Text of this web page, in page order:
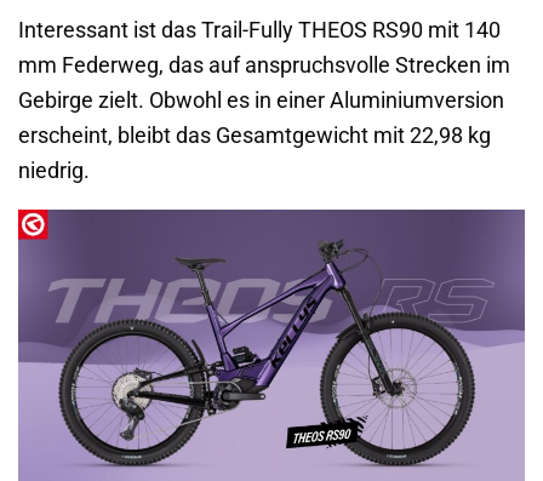
Interessant ist das Trail-Fully THEOS RS90 mit 140
mm Federweg, das auf anspruchsvolle Strecken im
Gebirge zielt. Obwohl es in einer Aluminiumversion
erscheint, bleibt das Gesamtgewicht mit 22,98 kg
niedrig.